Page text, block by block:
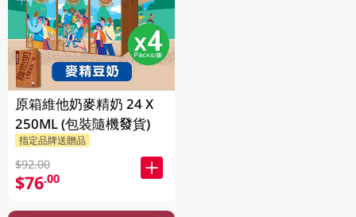
原箱維他奶麥精奶 24 X
250ML (包裝隨機發貨)
指定品牌送贈品
$92.00
$76.00